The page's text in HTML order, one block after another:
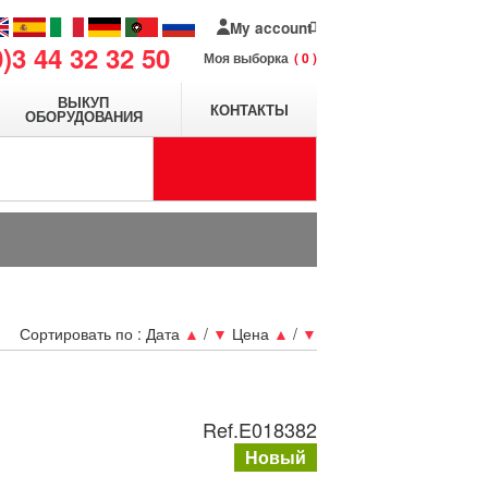
44 32 32 50
My account
Моя выборка 0
ВЫКУП
ОБОРУДОВАНИЯ КОНТАКТЫ
Сортировать по : Дата ▲ / ▼ Цена ▲ / ▼
Ref.E018382
Новый